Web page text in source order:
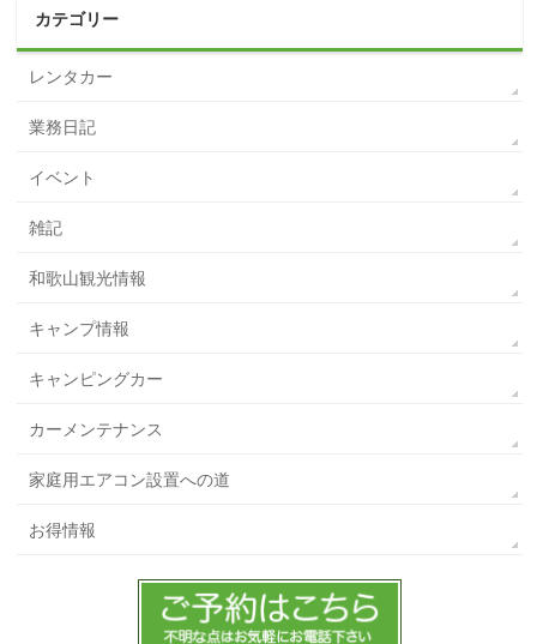
カテゴリー
レンタカー
業務日記
イベント
雑記
和歌山観光情報
キャンプ情報
キャンピングカー
カーメンテナンス
家庭用エアコン設置への道
お得情報